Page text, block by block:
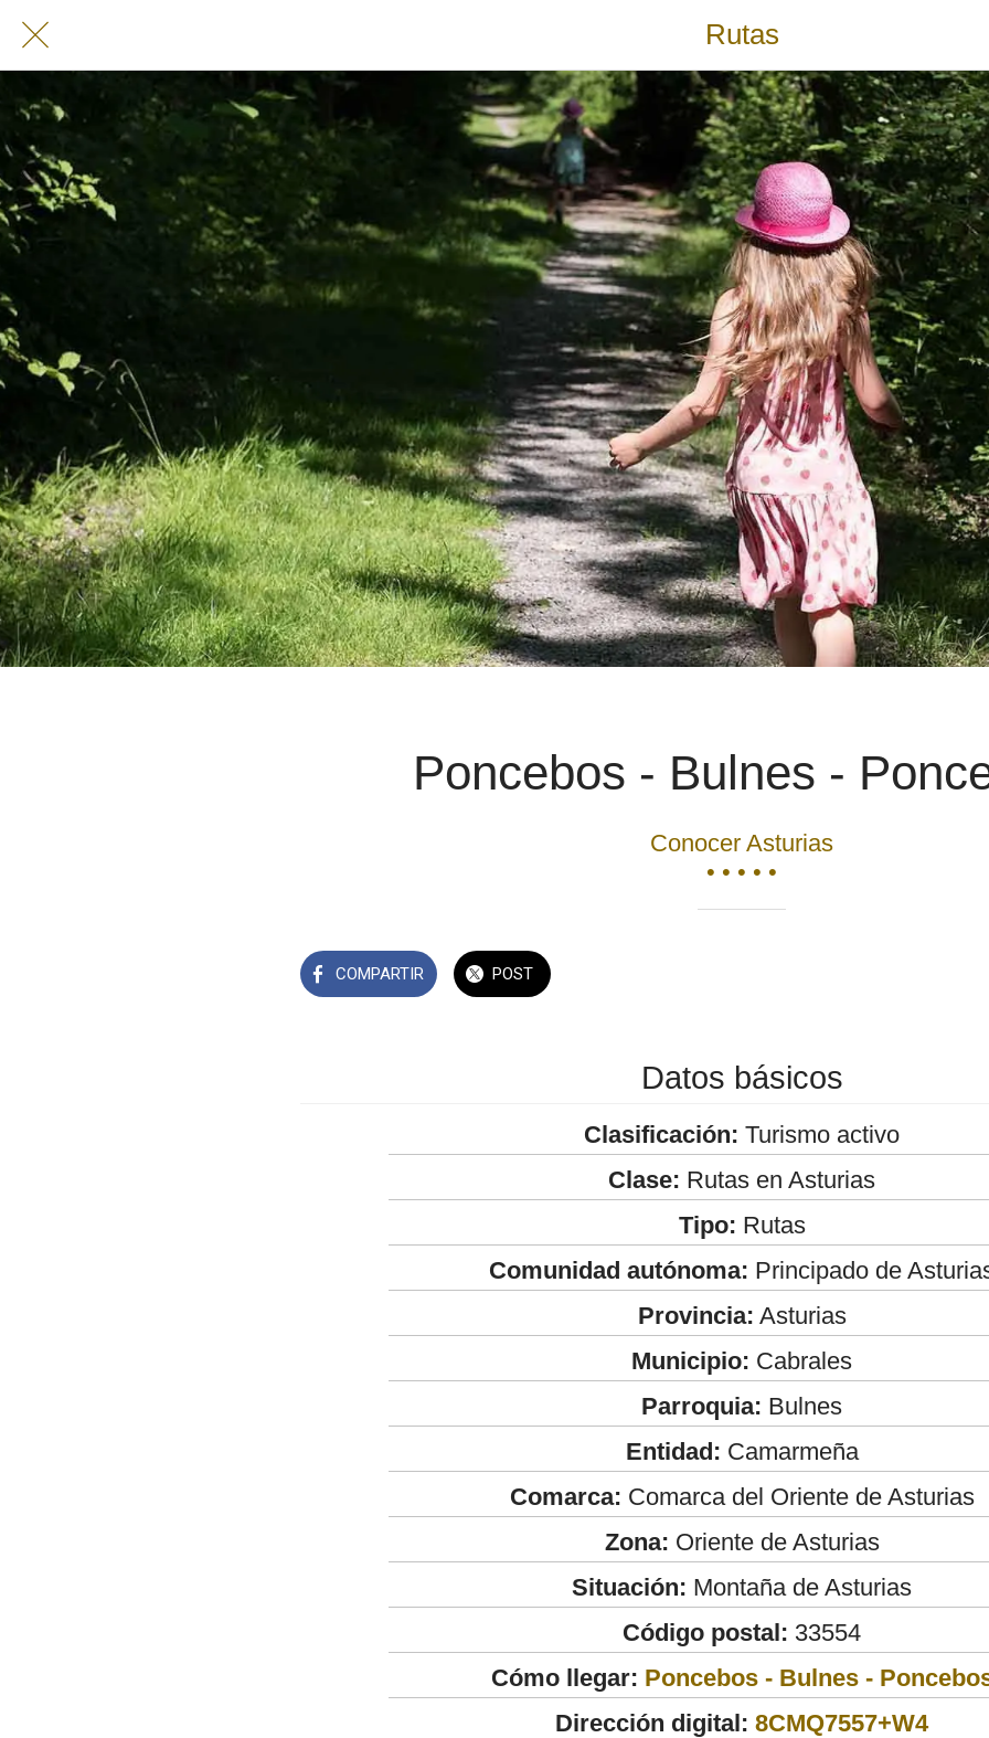
Rutas
Poncebos - Bulnes -
Conocer Asturias
• • • • •
COMPARTIR POST
Datos básicos
Clasificación: Turismo activo
Clase: Rutas en Asturias
Tipo: Rutas
Comunidad autónoma: Principado de
Provincia: Asturias
Municipio: Cabrales
Parroquia: Bulnes
Entidad: Camarmeña
Comarca: Comarca del Oriente de Asturias
Zona: Oriente de Asturias
Situación: Montaña de Asturias
Código postal: 33554
Cómo llegar: Poncebos - Bulnes -
Dirección digital: 8CMQ7557+W4